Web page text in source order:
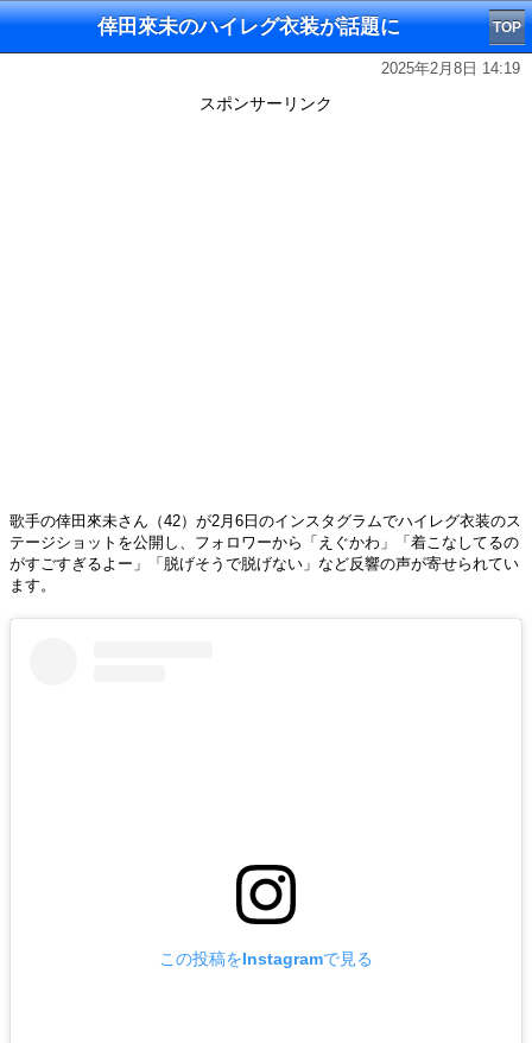
倖田來未のハイレグ衣装が話題に TOP
2025年2月8日 14:19
スポンサーリンク
歌手の倖田來未さん（42）が2月6日のインスタグラムでハイレグ衣装のス
テージショットを公開し、フォロワーから「えぐかわ」「着こなしてるの
がすごすぎるよー」「脱げそうで脱げない」など反響の声が寄せられてい
ます。
この投稿をInstagramで見る